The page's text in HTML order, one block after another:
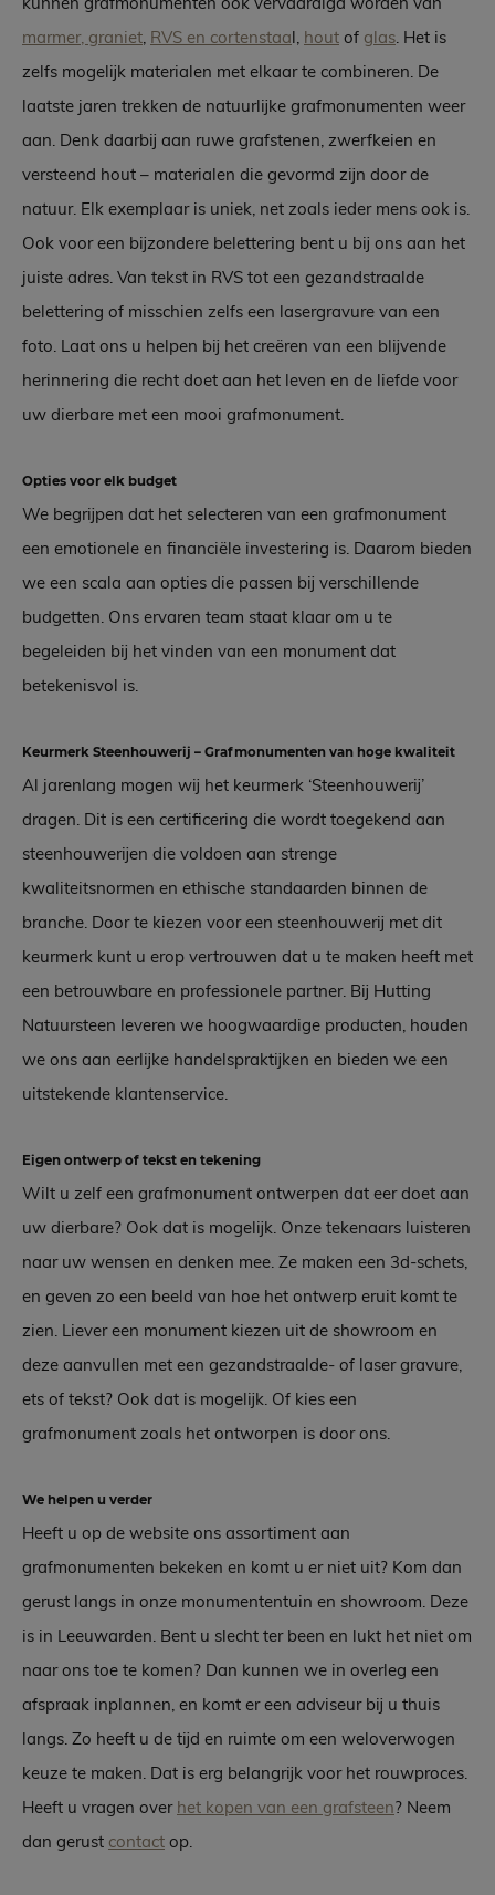
marmer, graniet, RVS en cortenstaal, hout of glas. Het is
zelfs mogelijk materialen met elkaar te combineren. De
laatste jaren trekken de natuurlijke grafmonumenten weer
aan. Denk daarbij aan ruwe grafstenen, zwerfkeien en
versteend hout – materialen die gevormd zijn door de
natuur. Elk exemplaar is uniek, net zoals ieder mens ook is.
Ook voor een bijzondere belettering bent u bij ons aan het
juiste adres. Van tekst in RVS tot een gezandstraalde
belettering of misschien zelfs een lasergravure van een
foto. Laat ons u helpen bij het creëren van een blijvende
herinnering die recht doet aan het leven en de liefde voor
uw dierbare met een mooi grafmonument.
Opties voor elk budget
We begrijpen dat het selecteren van een grafmonument
een emotionele en financiële investering is. Daarom bieden
we een scala aan opties die passen bij verschillende
budgetten. Ons ervaren team staat klaar om u te
begeleiden bij het vinden van een monument dat
betekenisvol is.
Keurmerk Steenhouwerij – Grafmonumenten van hoge kwaliteit
Al jarenlang mogen wij het keurmerk ‘Steenhouwerij’
dragen. Dit is een certificering die wordt toegekend aan
steenhouwerijen die voldoen aan strenge
kwaliteitsnormen en ethische standaarden binnen de
branche. Door te kiezen voor een steenhouwerij met dit
keurmerk kunt u erop vertrouwen dat u te maken heeft met
een betrouwbare en professionele partner. Bij Hutting
Natuursteen leveren we hoogwaardige producten, houden
we ons aan eerlijke handelspraktijken en bieden we een
uitstekende klantenservice.
Eigen ontwerp of tekst en tekening
Wilt u zelf een grafmonument ontwerpen dat eer doet aan
uw dierbare? Ook dat is mogelijk. Onze tekenaars luisteren
naar uw wensen en denken mee. Ze maken een 3d-schets,
en geven zo een beeld van hoe het ontwerp eruit komt te
zien. Liever een monument kiezen uit de showroom en
deze aanvullen met een gezandstraalde- of laser gravure,
ets of tekst? Ook dat is mogelijk. Of kies een
grafmonument zoals het ontworpen is door ons.
We helpen u verder
Heeft u op de website ons assortiment aan
grafmonumenten bekeken en komt u er niet uit? Kom dan
gerust langs in onze monumententuin en showroom. Deze
is in Leeuwarden. Bent u slecht ter been en lukt het niet om
naar ons toe te komen? Dan kunnen we in overleg een
afspraak inplannen, en komt er een adviseur bij u thuis
langs. Zo heeft u de tijd en ruimte om een weloverwogen
keuze te maken. Dat is erg belangrijk voor het rouwproces.
Heeft u vragen over het kopen van een grafsteen? Neem
dan gerust contact op.